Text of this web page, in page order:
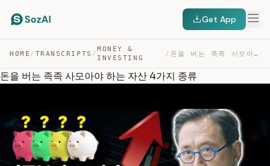
Get App
HOME / TRANSCRIPTS /
MONEY &
INVESTING
/ 돈을 버는 족족 사모아야 하는 자산 4가지 종류 — TRANSCRIPT
돈을 버는 족족 사모아야 하는 자산 4가지 종류